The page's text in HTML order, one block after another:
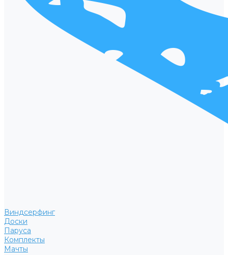
Виндсерфинг
Доски
Паруса
Комплекты
Мачты